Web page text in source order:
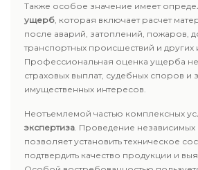
Также особое значение имеет
ущерб, которая включает расчет
после аварий, затоплений, пожаров,
транспортных происшествий и других
Профессиональная оценка ущерба
страховых выплат, судебных споров и
имущественных интересов.
Неотъемлемой частью комплексных
экспертиза. Проведение независимых
позволяет установить техническое
подтвердить качество продукции и